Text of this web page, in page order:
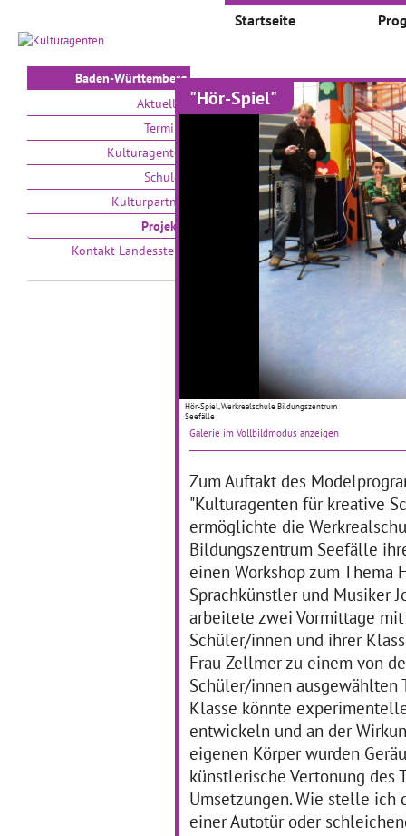
"Hör-Spiel"
Hör-Spiel, Werkrealschule Bildungszentrum
Seefälle
Galerie im Vollbildmodus anzeigen
Zum Auftakt des
"Kulturagenten für kreative
ermöglichte die
Bildungszentrum Seefälle
einen Workshop zum Thema
Sprachkünstler und Musiker
arbeitete zwei Vormittage
Schüler/innen und ihrer
Frau Zellmer zu einem von
Schüler/innen ausgewählten
Klasse könnte
entwickeln und an der
eigenen Körper wurden
künstlerische Vertonung
Umsetzungen. Wie stelle ich
einer Autotür oder
Baden-Württemberg
Aktuelles
Termine
Kulturagenten
Schulen
Kulturpartner
Projekte
Kontakt Landesstelle
Startseite
Projekte
Auswählen nach:
großer Bühne
01.09.2016–31.05.2018
der Schneeburgschule
Freiburg bereits Tradition.
Kulturagentenprogramms
werden die dritten und
vierten Klassen in den
nächsten drei Jahren nun
regelmäßig an … mehr
Im
Mehr Märchen!
01.09.2016–31.12.2016
Im vergangenen Herbst und
Winter widmete sich die
Klassenstufe Drei der
Gerhart-Hauptmann-Schule
in Heilbronn ganz dem
Thema Märchen. Drei
künstlerische Sparten,
nämlich Literatur, Bildende
Kunst… mehr
im